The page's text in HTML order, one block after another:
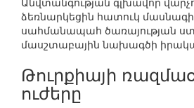
ձեռնարկեցին հատուկ
սահմանապահ ծառայության
մասշտաբային նախագծի
Թուրքիայի
ուժերը